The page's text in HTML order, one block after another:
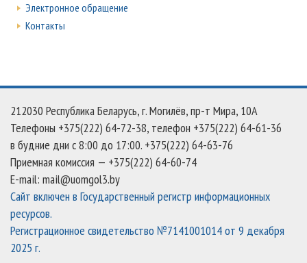
Электронное обращение
Контакты
212030 Республика Беларусь, г. Могилёв, пр-т Мира, 10А
Телефоны +375(222) 64-72-38, телефон +375(222) 64-61-36
в будние дни c 8:00 до 17:00. +375(222) 64-63-76
Приемная комиссия — +375(222) 64-60-74
E-mail: mail@uomgol3.by
Сайт включен в Государственный регистр информационных
ресурсов.
Регистрационное свидетельство №7141001014 от 9 декабря
2025 г.